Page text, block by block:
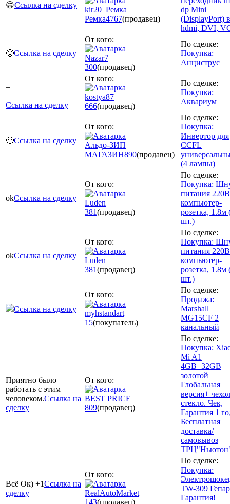
😄Ссылка на сделку
kir20_Ремка
Ремка4767(продавец)
dp Mini
(DisplayPort) в
hdmi, DVI,
🙂Ссылка на сделку
От кого:
Nazar7
300(продавец)
По сделке:
Покупка:
Анциструс
+
Ссылка на сделку
От кого:
kostya87
666(продавец)
По сделке:
Покупка:
Аквариум
🙂Ссылка на сделку
От кого:
Альдо-ЗИП
МАГАЗИН890(продавец)
По сделке:
Покупка:
Инвертор для
CCFL
(4 лампы)
okСсылка на сделку
От кого:
Luden
381(продавец)
По сделке:
Покупка:
питания 220В
компьютер-
розетка, 1.8м
шт.)
okСсылка на сделку
От кого:
Luden
381(продавец)
По сделке:
Покупка:
питания 220В
компьютер-
розетка, 1.8м
шт.)
Ссылка на сделку
От кого:
myhstandart
15(покупатель)
По сделке:
Продажа:
Marshall
MG15CF 2
канальный
Приятно было
работать с этим
человеком.Ссылка на
сделку
От кого:
BEST PRICE
809(продавец)
По сделке:
Покупка:
Mi A1
4GB+32GB
золотой
Глобальная
версия+
стекло. Чек,
Гарантия 1
Бесплатная
доставка/
самовывоз
Всё Ок) +1Ссылка на
сделку
От кого:
RealAutoMarket
143(продавец)
По сделке:
Покупка:
TW-309
Гарантия!